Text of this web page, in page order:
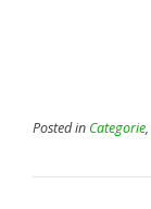
Posted in Categorie,